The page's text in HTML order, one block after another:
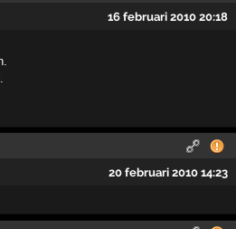
16 februari 2010 20:18
20 februari 2010 14:23